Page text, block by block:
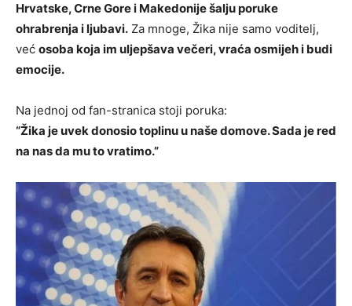
Hrvatske, Crne Gore i Makedonije šalju poruke
ohrabrenja i ljubavi. Za mnoge, Žika nije samo voditelj,
već osoba koja im uljepšava večeri, vraća osmijeh i budi
emocije.
Na jednoj od fan-stranica stoji poruka:
“Žika je uvek donosio toplinu u naše domove. Sada je red
na nas da mu to vratimo.”